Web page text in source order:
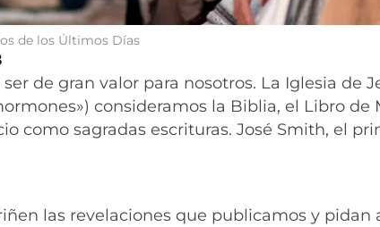
de los Últimos Días
de gran valor para nosotros. La Iglesia de
consideramos la Biblia, el Libro
como sagradas escrituras. José Smith, el
las revelaciones que publicamos y pidan